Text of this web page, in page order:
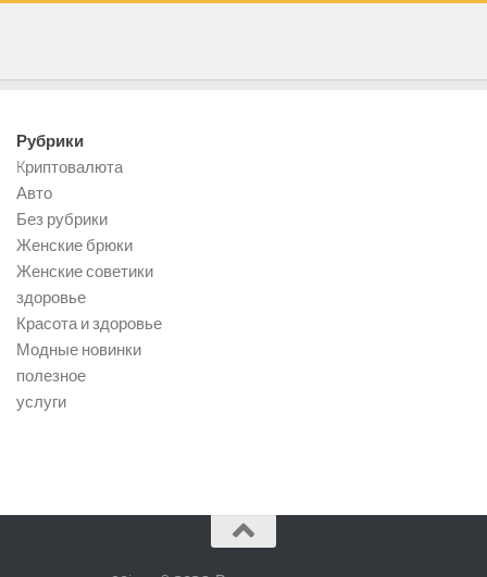
Рубрики
Kриптовалюта
Авто
Без рубрики
Женские брюки
Женские советики
здоровье
Красота и здоровье
Модные новинки
полезное
услуги